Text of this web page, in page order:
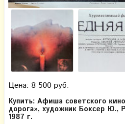
Цена: 8 500 руб.
Купить: Афиша советского
дорога», художник Боксер Ю.,
1987 г.